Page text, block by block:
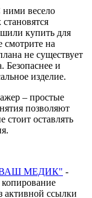
ними весело
купить для
смотрите на
не существует
Безопаснее и
изделие.
– простые
позволяют
оставлять
"ВАШ МЕДИК" -
активной ссылки